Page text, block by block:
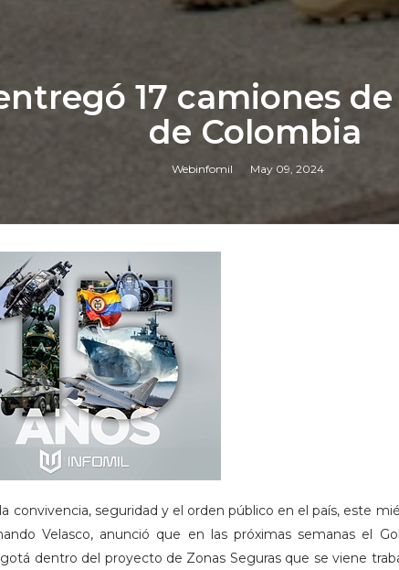
17 camiones
de Colombia
Webinfomil May 09, 2024
convivencia, seguridad y el orden público en el país, este
Velasco, anunció que en las próximas semanas el
dentro del proyecto de Zonas Seguras que se viene